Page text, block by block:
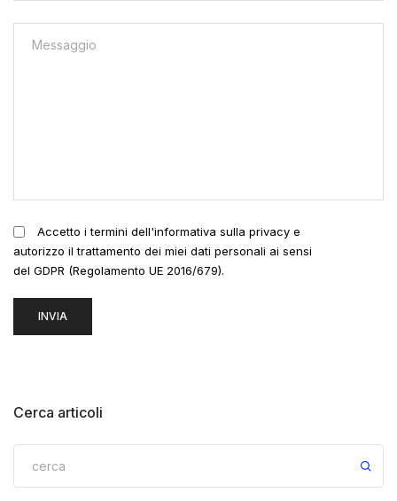
Accetto i termini dell'informativa sulla privacy e
autorizzo il trattamento dei miei dati personali ai sensi
del GDPR (Regolamento UE 2016/679).
Cerca articoli